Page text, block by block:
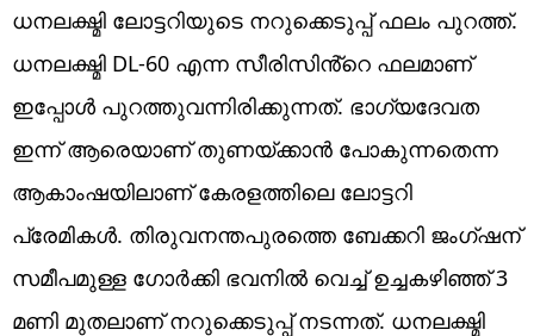
ധനലക്ഷ്മി ലോട്ടറിയുടെ നറുക്കെടുപ്പ് ഫലം പുറത്ത്.
ധനലക്ഷ്മി DL-60 എന്ന സീരിസിൻ്റെ ഫലമാണ്
ഇപ്പോൾ പുറത്തുവന്നിരിക്കുന്നത്. ഭാഗ്യദേവത
ഇന്ന് ആരെയാണ് തുണയ്ക്കാൻ പോകുന്നതെന്ന
ആകാംഷയിലാണ് കേരളത്തിലെ ലോട്ടറി
പ്രേമികൾ. തിരുവനന്തപുരത്തെ ബേക്കറി ജംഗ്ഷന്
സമീപമുള്ള ഗോർക്കി ഭവനിൽ വെച്ച് ഉച്ചകഴിഞ്ഞ് 3
മണി മുതലാണ് നറുക്കെടുപ്പ് നടന്നത്. ധനലക്ഷ്മി